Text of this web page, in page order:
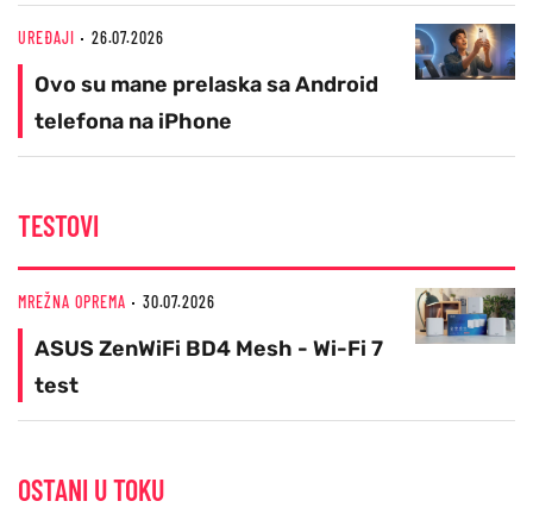
UREĐAJI 26.07.2026
Ovo su mane prelaska sa Android
telefona na iPhone
TESTOVI
MREŽNA OPREMA 30.07.2026
ASUS ZenWiFi BD4 Mesh - Wi-Fi 7
test
OSTANI U TOKU